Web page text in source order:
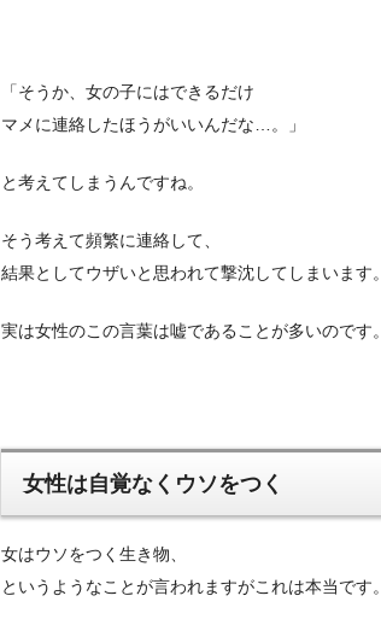
「そうか、女の子にはできるだけ
マメに連絡したほうがいいんだな…。」
と考えてしまうんですね。
そう考えて頻繁に連絡して、
結果としてウザいと思われて撃沈してしまいます。
実は女性のこの言葉は嘘であることが多いのです。
女性は自覚なくウソをつく
女はウソをつく生き物、
というようなことが言われますがこれは本当です。